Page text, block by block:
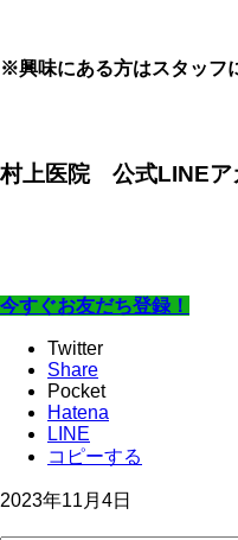
※興味にある方はスタッフ
村上医院 公式LINEア
今すぐお友だち登録！
Twitter
Share
Pocket
Hatena
LINE
コピーする
2023年11月4日